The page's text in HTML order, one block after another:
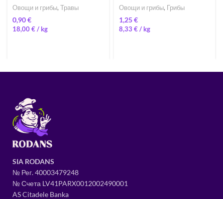
Овощи и грибы, Травы
€
18,00€/
Овощи и грибы, Грибы
€
8,33 € /
SIA RODANS
№ Рег.40003479248
№ Счета LV41PARX0012002490001
AS Citadele Banka